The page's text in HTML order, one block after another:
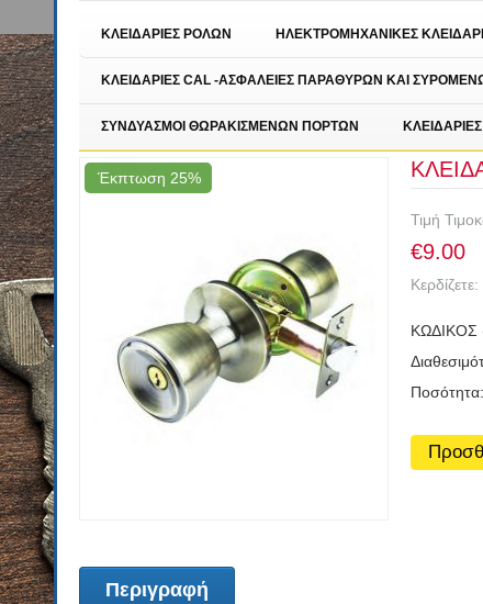
ΚΛΕΙΔΑΡΙΕΣ ΡΟΛΩΝ ΗΛΕΚΤΡΟΜΗΧΑΝΙΚΕΣ
ΚΛΕΙΔΑΡΙΕΣ CAL -ΑΣΦΑΛΕΙΕΣ ΠΑΡΑΘΥΡΩΝ ΚΑΙ
ΣΥΝΔΥΑΣΜΟΙ ΘΩΡΑΚΙΣΜΕΝΩΝ ΠΟΡΤΩΝ
Έκπτωση 25%
Τιμή
€9.00
Κερδίζετε:
ΚΩΔΙΚΟΣ
Ποσότητα:
Περιγραφή